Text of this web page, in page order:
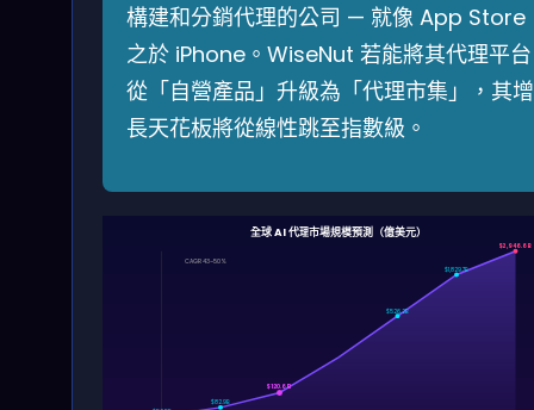
構建和分銷代理的公司 — 就像 App Store
之於 iPhone。WiseNut 若能將其代理平台
從「自營產品」升級為「代理市集」，其增
長天花板將從線性跳至指數級。
全球 AI 代理市場規模預測（億美元）
$82.9B
$120.6B
$526.2B
$1,829.7B
$2,946.6B
CAGR 43–50%